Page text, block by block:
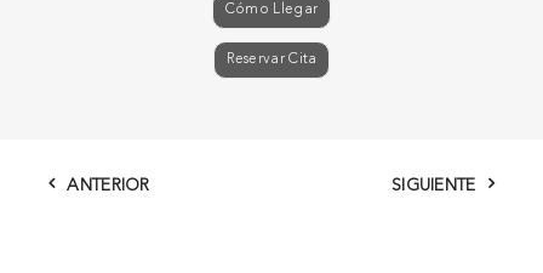
Cómo Llegar
Reservar Cita
ANTERIOR SIGUIENTE